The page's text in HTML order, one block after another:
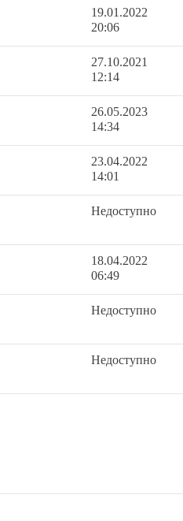
19.01.2022
20:06
27.10.2021
12:14
26.05.2023
14:34
23.04.2022
14:01
Недоступно
18.04.2022
06:49
Недоступно
Недоступно